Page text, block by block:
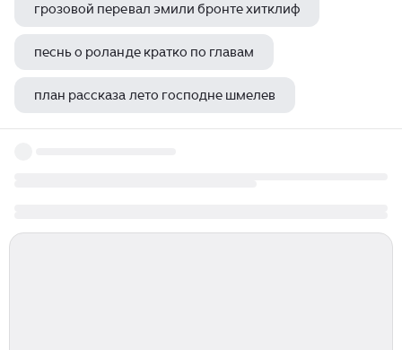
грозовой перевал эмили бронте хитклиф
песнь о роланде кратко по главам
план рассказа лето господне шмелев